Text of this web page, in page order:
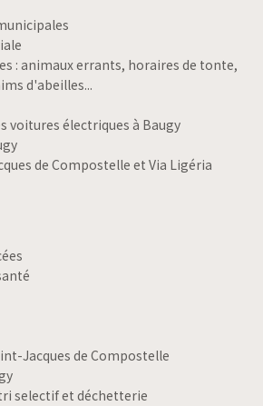
: animaux errants, horaires de tonte,
d'abeilles...
voitures électriques à Baugy
de Compostelle et Via Ligéria
Jacques de Compostelle
selectif et déchetterie